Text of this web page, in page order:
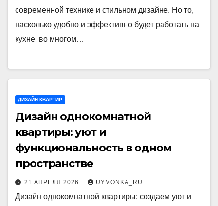
современной технике и стильном дизайне. Но то,
насколько удобно и эффективно будет работать на
кухне, во многом…
ДИЗАЙН КВАРТИР
Дизайн однокомнатной
квартиры: уют и
функциональность в одном
пространстве
21 АПРЕЛЯ 2026 UYMONKA_RU
Дизайн однокомнатной квартиры: создаем уют и